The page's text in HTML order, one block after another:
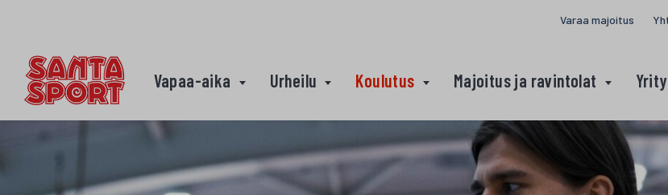
Varaa majoitus
Vapaa-aika Urheilu Koulutus Majoitus ja ravintolat